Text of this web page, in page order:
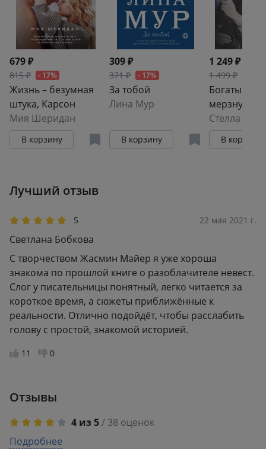
679 ₽
815 ₽ - 17%
Жизнь – безумная
штука, Карсон
Мия Шеридан
В корзину
309 ₽
371 ₽ - 17%
За тобой
Лина Мур
В корзину
1 249 ₽
1 499 ₽
Богатые
мерзнут
Стелла Грей
В корзину
Лучший отзыв
5 22 мая 2021 г.
Светлана Бобкова
С творчеством Жасмин Майер я уже хороша
знакома по прошлой книге о разоблачителе невест.
Слог у писательницы понятный, легко читается за
короткое время, а сюжеты приближённые к
реальности. Отлично подойдёт, чтобы расслабить
голову с простой, знакомой историей.
11 0
Отзывы
4 из 5/ 38 оценок
5
Подробнее